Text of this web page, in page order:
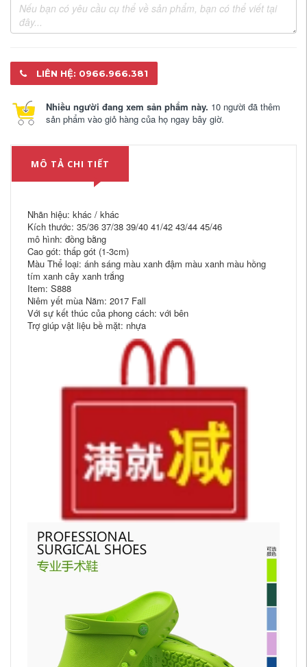
LIÊN HỆ: 0966.966.381
Nhiều người đang xem sản phẩm này. 10 người đã thêm
sản phẩm vào giỏ hàng của họ ngay bây giờ.
MÔ TẢ CHI TIẾT
Nhãn hiệu: khác / khác
Kích thước: 35/36 37/38 39/40 41/42 43/44 45/46
mô hình: đồng bằng
Cao gót: thấp gót (1-3cm)
Màu Thể loại: ánh sáng màu xanh đậm màu xanh màu hồng
tím xanh cây xanh trắng
Item: S888
Niêm yết mùa Năm: 2017 Fall
Với sự kết thúc của phong cách: với bên
Trợ giúp vật liệu bề mặt: nhựa